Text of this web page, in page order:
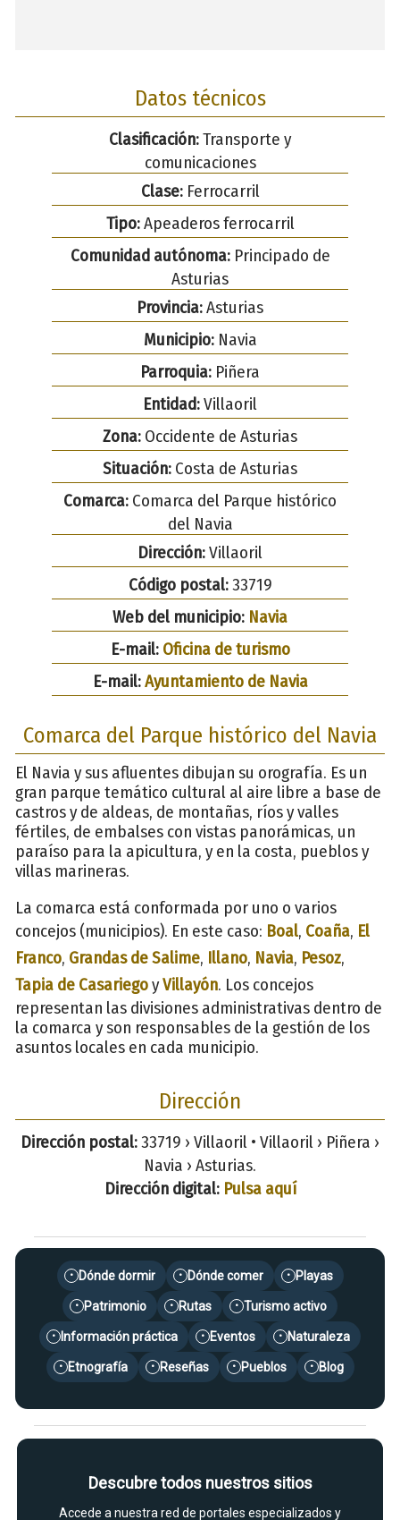
Datos técnicos
Clasificación:Transporte y
comunicaciones
Clase:Ferrocarril
Tipo:Apeaderos ferrocarril
Comunidad autónoma:Principado de
Asturias
Provincia:Asturias
Municipio:Navia
Parroquia: Piñera
Entidad:Villaoril
Zona: Occidente de Asturias
Situación: Costa de Asturias
Comarca: Comarca del Parque histórico
del Navia
Dirección:Villaoril
Código postal:33719
Web del municipio: Navia
E-mail: Oficina de turismo
E-mail:Ayuntamiento de Navia
Comarca del Parque histórico del Navia
El Navia y sus afluentes dibujan su orografía. Es un
gran parque temático cultural al aire libre a base de
castros y de aldeas, de montañas, ríos y valles
fértiles, de embalses con vistas panorámicas, un
paraíso para la apicultura, y en la costa, pueblos y
villas marineras.
La comarca está conformada por uno o varios
concejos (municipios). En este caso: Boal, Coaña, El
Franco, Grandas de Salime, Illano, Navia, Pesoz,
Tapia de CasariegoyVillayón. Los concejos
representan las divisiones administrativas dentro de
la comarca y son responsables de la gestión de los
asuntos locales en cada municipio.
Dirección
Dirección postal:33719 › Villaoril • Villaoril › Piñera ›
Navia › Asturias.
Dirección digital: Pulsa aquí
• Dónde dormir • Dónde comer • Playas
• Patrimonio • Rutas • Turismo activo
• Información práctica • Eventos • Naturaleza
• Etnografía • Reseñas • Pueblos • Blog
Descubre todos nuestros sitios
Accede a nuestra red de portales especializados y